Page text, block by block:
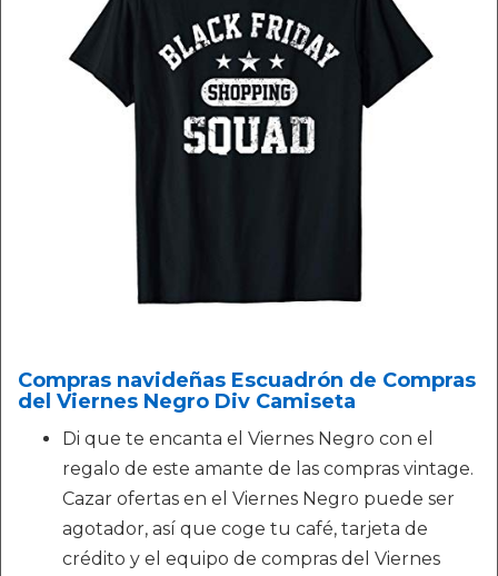
Compras navideñas Escuadrón de Compras
del Viernes Negro Div Camiseta
Di que te encanta el Viernes Negro con el
regalo de este amante de las compras vintage.
Cazar ofertas en el Viernes Negro puede ser
agotador, así que coge tu café, tarjeta de
crédito y el equipo de compras del Viernes